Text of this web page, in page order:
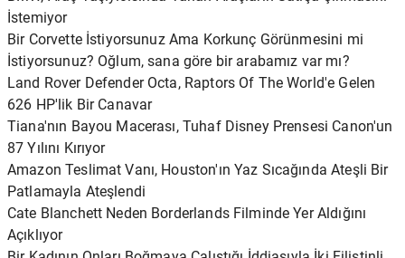
İstemiyor
Bir Corvette İstiyorsunuz Ama Korkunç Görünmesini mi
İstiyorsunuz? Oğlum, sana göre bir arabamız var mı?
Land Rover Defender Octa, Raptors Of The World'e Gelen
626 HP'lik Bir Canavar
Tiana'nın Bayou Macerası, Tuhaf Disney Prensesi Canon'un
87 Yılını Kırıyor
Amazon Teslimat Vanı, Houston'ın Yaz Sıcağında Ateşli Bir
Patlamayla Ateşlendi
Cate Blanchett Neden Borderlands Filminde Yer Aldığını
Açıklıyor